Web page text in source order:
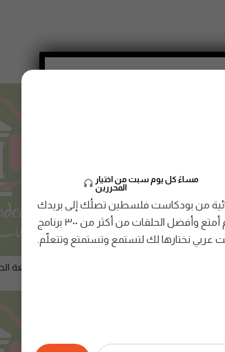
لماذا جامعة
مساءً كل يوم سبت من اختيار
المحررين
من بودكاست فلسطين تصلُك إلى بريدك
الإلكتروني، تُقدِّم أمتع وأفضل الحلقات من أكثر من ٣٠٠ برنامج
عربي نختارها لك لتستمع وتستمتع وتتعلّم.